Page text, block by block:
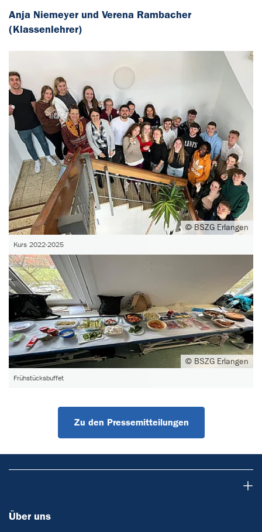
Anja Niemeyer und Verena Rambacher
(Klassenlehrer)
© BSZG Erlangen
Kurs 2022-2025
© BSZG Erlangen
Frühstücksbuffet
Zu den Pressemitteilungen
Über uns